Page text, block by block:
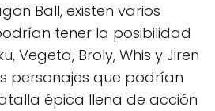
Ball, existen varios
tener la posibilidad
Vegeta, Broly, Whis y Jiren
personajes que podrían
épica llena de acción